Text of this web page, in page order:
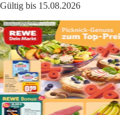
Gültig bis 15.08.2026